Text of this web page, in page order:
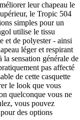
leur chapeau le
le Tropic 504
simples pour un
utilise le tissu
et de polyester - ainsi
léger et respirant
la sensation générale de
pas affecté
de cette casquette
le look que vous
quelconque vous ne
vous pouvez
des options